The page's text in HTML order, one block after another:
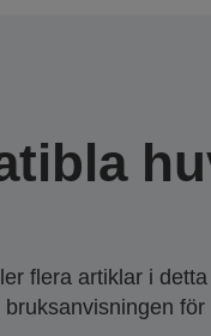
flera artiklar i
bruksanvisningen